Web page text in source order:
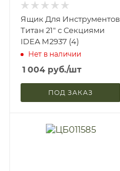
Ящик Для Инструментов
Титан 21" с Секциями
IDEA М2937 (4)
Нет в наличии
1 004 руб./шт
ПОД ЗАКАЗ